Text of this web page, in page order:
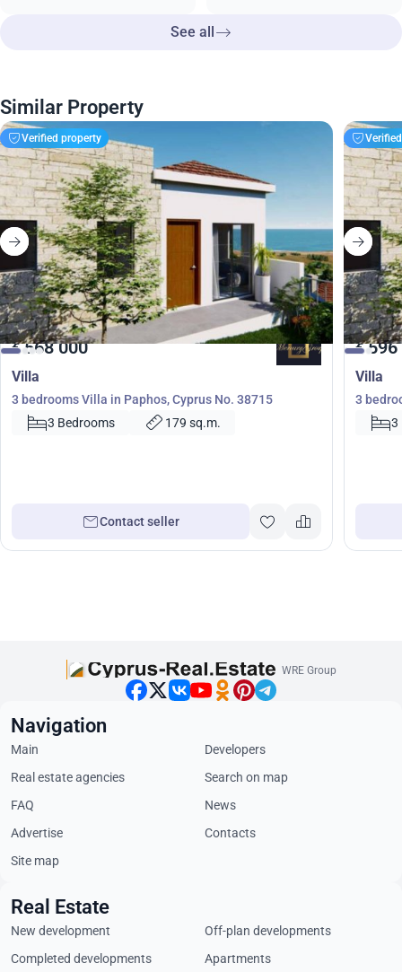
See all
Similar Property
Verified property
€568 000
Villa
3 bedrooms Villa in Paphos, Cyprus No. 38715
3 Bedrooms
179 sq.m.
Contact seller
€596
Villa
3
3
WRE Group
Navigation
Main
Developers
Real estate agencies
Search on map
FAQ
News
Advertise
Contacts
Site map
Real Estate
New development
Off-plan developments
Completed developments
Apartments